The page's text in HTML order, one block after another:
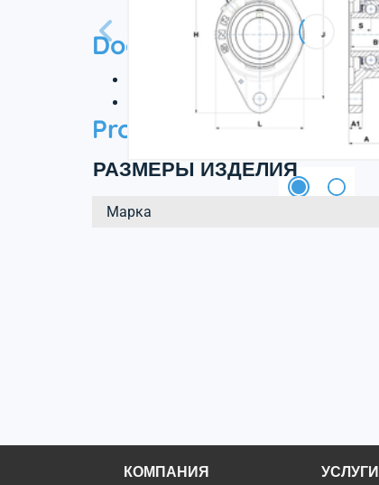
Documentation
Технический паспорт
Product information
РАЗМЕРЫ ИЗДЕЛИЯ
Марка
КОМПАНИЯ УСЛУГИ